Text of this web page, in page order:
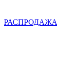
РАСПРОДАЖА